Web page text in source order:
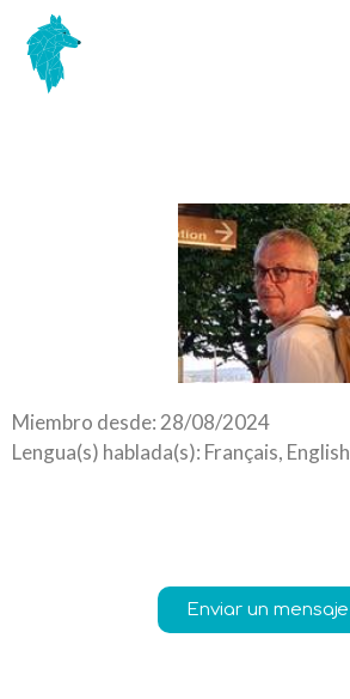
Miembro desde: 28/08/2024
Lengua(s) hablada(s): Français, English
Enviar un mensaje